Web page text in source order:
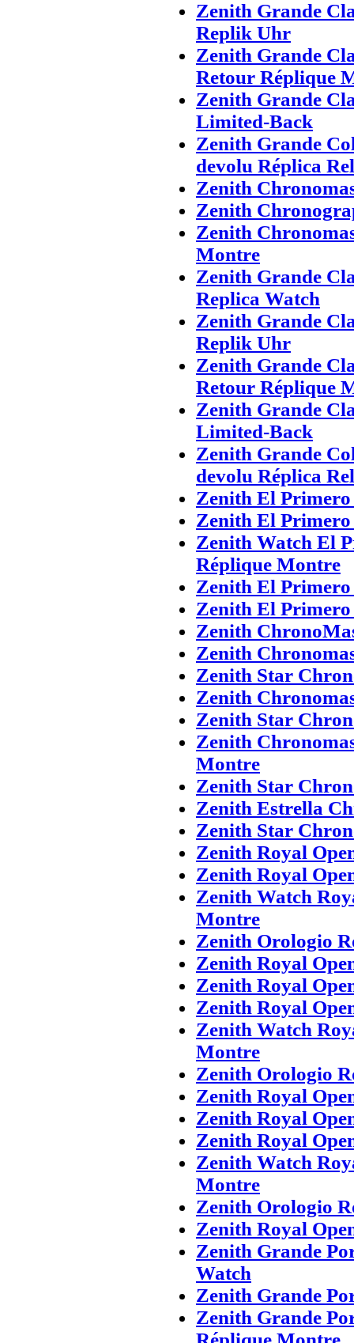
Zenith Grande
Replik Uhr
Zenith Grande
Retour Réplique
Zenith Grande
Limited-Back
Zenith Grande
devolu Réplica
Zenith
Zenith
Zenith
Montre
Zenith Grande
Replica Watch
Zenith Grande
Replik Uhr
Zenith Grande
Retour Réplique
Zenith Grande
Limited-Back
Zenith Grande
devolu Réplica
Zenith El
Zenith El
Zenith Watch El
Réplique Montre
Zenith El
Zenith El
Zenith
Zenith
Zenith Star
Zenith
Zenith Star
Zenith
Montre
Zenith Star
Zenith Estrella
Zenith Star
Zenith Royal
Zenith Royal
Zenith Watch
Montre
Zenith Orologio
Zenith Royal
Zenith Royal
Zenith Royal
Zenith Watch
Montre
Zenith Orologio
Zenith Royal
Zenith Royal
Zenith Royal
Zenith Watch
Montre
Zenith Orologio
Zenith Royal
Zenith Grande
Watch
Zenith Grande
Zenith Grande